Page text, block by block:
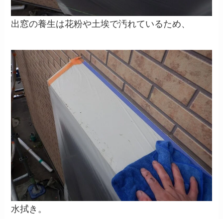
出窓の養生は花粉や土埃で汚れているため、
水拭き。